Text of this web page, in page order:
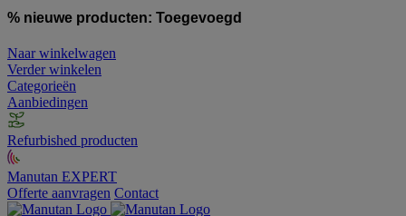
% nieuwe producten: Toegevoegd
Naar winkelwagen
Verder winkelen
Categorieën
Aanbiedingen
Refurbished producten
Manutan EXPERT
Offerte aanvragen Contact